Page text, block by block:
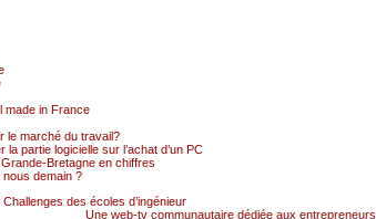
made in France
le marché du travail?
la partie logicielle sur l’achat d’un PC
Bretagne en chiffres
demain ?
des écoles d’ingénieur
Une web-tv communautaire dédiée aux entrepreneurs